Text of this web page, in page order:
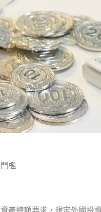
檻
產總額要求，規定外國投